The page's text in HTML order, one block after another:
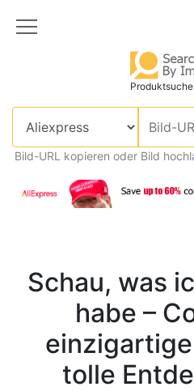
Bild-URL kopieren oder Bild
Schau, was
habe –
tolle